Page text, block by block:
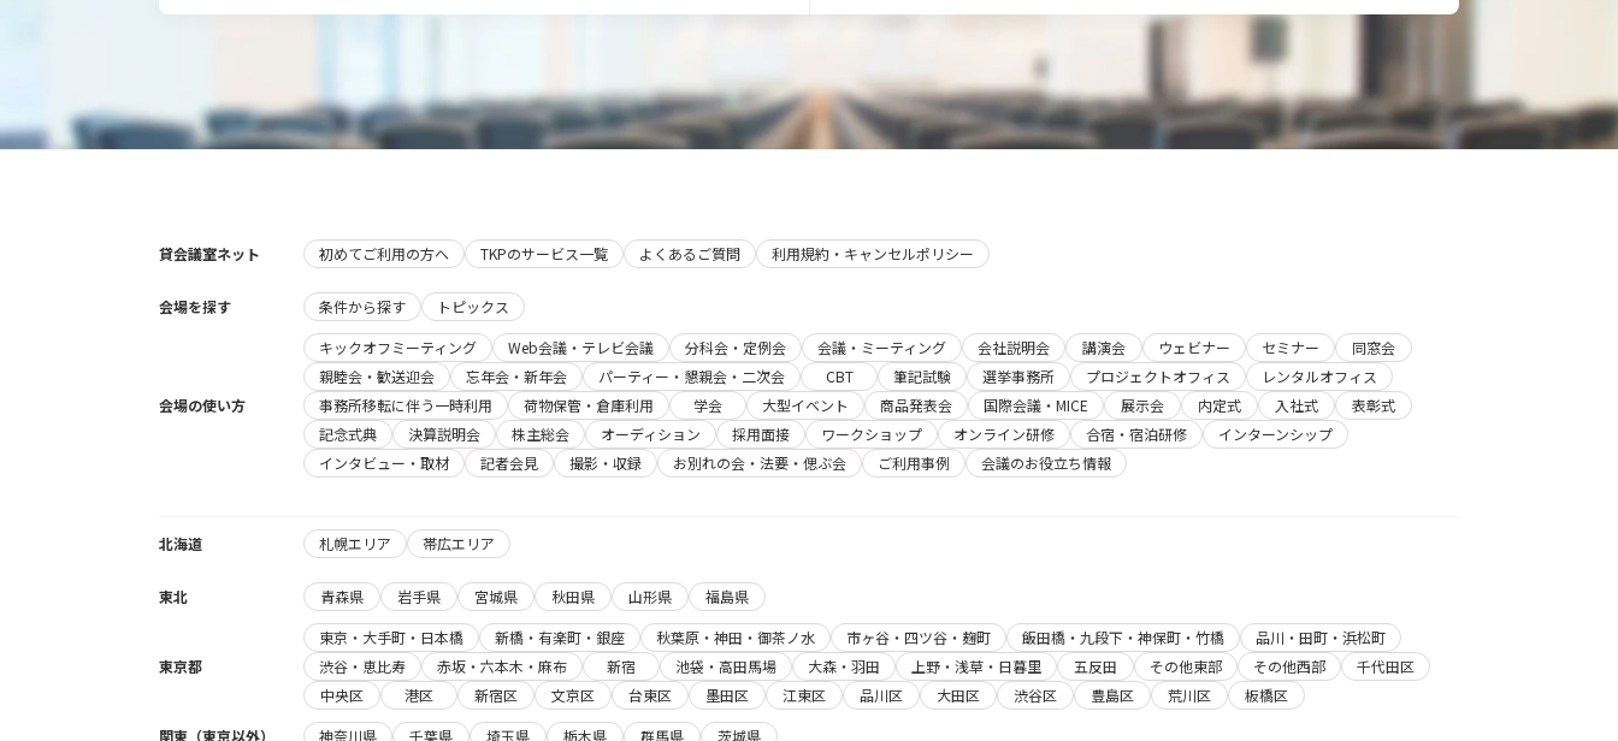
貸会議室ネット 初めてご利用の方へ TKPのサービス一覧 よくあるご質問 利用規約・キャンセルポリシー
会場を探す 条件から探す トピックス
会場の使い方
キックオフミーティング Web会議・テレビ会議 分科会・定例会 会議・ミーティング 会社説明会 講演会 ウェビナー セミナー
同窓会
親睦会・歓送迎会
忘年会・新年会 パーティー・懇親会・二次会 CBT 筆記試験 選挙事務所 プロジェクトオフィス
レンタルオフィス
事務所移転に伴う一時利用
荷物保管・倉庫利用 学会 大型イベント 商品発表会 国際会議・MICE 展示会 内定式 入社式
表彰式
記念式典
決算説明会 株主総会 オーディション 採用面接 ワークショップ オンライン研修 合宿・宿泊研修
インターンシップ
インタビュー・取材
記者会見 撮影・収録 お別れの会・法要・偲ぶ会 ご利用事例 会議のお役立ち情報
北海道 札幌エリア 帯広エリア
東北 青森県 岩手県 宮城県 秋田県 山形県 福島県
東京都
東京・大手町・日本橋 新橋・有楽町・銀座 秋葉原・神田・御茶ノ水 市ヶ谷・四ツ谷・麹町 飯田橋・九段下・神保町・竹橋
品川・田町・浜松町
渋谷・恵比寿
赤坂・六本木・麻布 新宿 池袋・高田馬場 大森・羽田 上野・浅草・日暮里 五反田 その他東部 その他西部
千代田区
中央区
港区 新宿区 文京区 台東区 墨田区 江東区 品川区 大田区 渋谷区 豊島区 荒川区
板橋区
関東（東京以外）
神奈川県 千葉県 埼玉県 栃木県 群馬県 茨城県